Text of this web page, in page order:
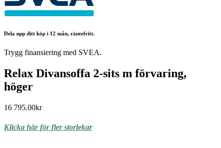
Dela upp ditt köp i 12 mån, räntefritt.
Trygg finansiering med SVEA.
Relax Divansoffa 2-sits m förvaring,
höger
16 795.00kr
Klicka här för fler storlekar